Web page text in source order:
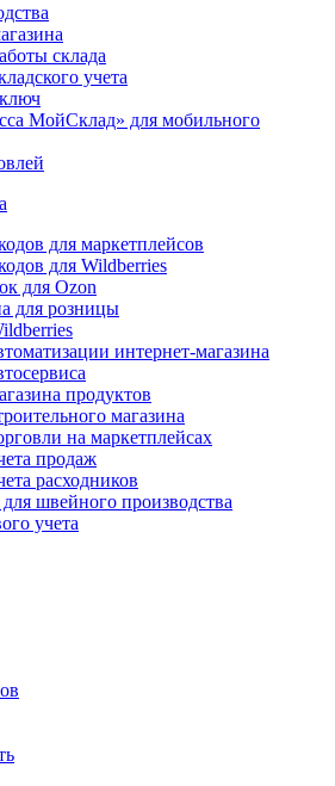
склада
учета
МойСклад» для мобильного
для маркетплейсов
для Wildberries
для Ozon
для розницы
интернет-магазина
продуктов
магазина
на маркетплейсах
продаж
расходников
швейного производства
учета